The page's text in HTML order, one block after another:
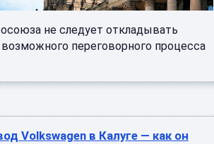
не следует откладывать
переговорного процесса
Volkswagen в Калуге — как он